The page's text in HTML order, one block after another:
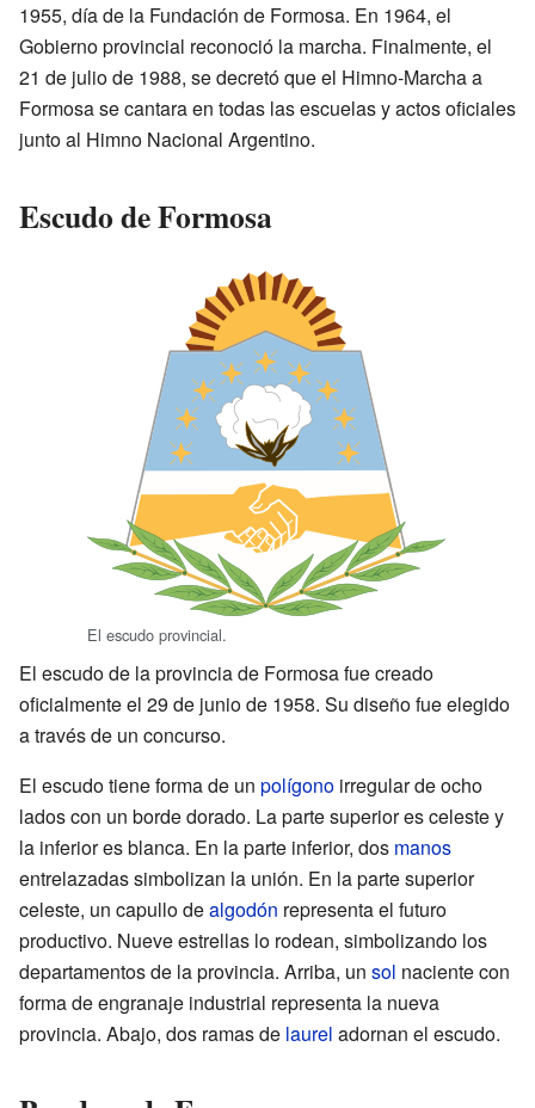
1955, día de la Fundación de Formosa. En 1964, el
Gobierno provincial reconoció la marcha. Finalmente, el
21 de julio de 1988, se decretó que el Himno-Marcha a
Formosa se cantara en todas las escuelas y actos oficiales
junto al Himno Nacional Argentino.
Escudo de Formosa
El escudo provincial.
El escudo de la provincia de Formosa fue creado
oficialmente el 29 de junio de 1958. Su diseño fue elegido
a través de un concurso.
El escudo tiene forma de un polígono irregular de ocho
lados con un borde dorado. La parte superior es celeste y
la inferior es blanca. En la parte inferior, dos manos
entrelazadas simbolizan la unión. En la parte superior
celeste, un capullo dealgodón representa el futuro
productivo. Nueve estrellas lo rodean, simbolizando los
departamentos de la provincia. Arriba, un sol naciente con
forma de engranaje industrial representa la nueva
provincia. Abajo, dos ramas de laurel adornan el escudo.